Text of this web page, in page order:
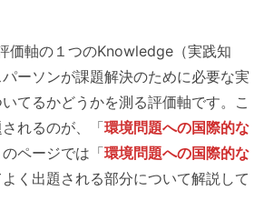
価軸の１つのKnowledge（実践知
ーソンが課題解決のために必要な実
てるかどうかを測る評価軸です。こ
れるのが、「環境問題への国際的な
のページでは「環境問題への国際的な
よく出題される部分について解説して